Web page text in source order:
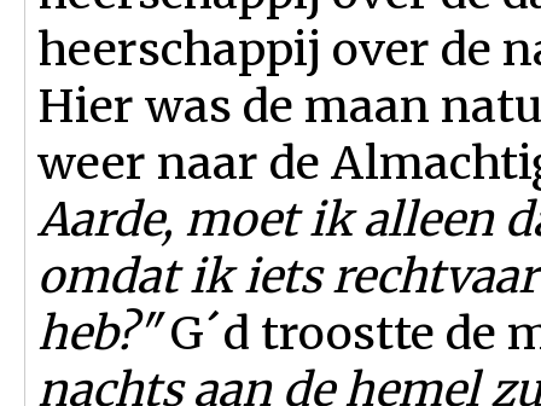
heerschappij over de
Hier was de maan
weer naar de
Aarde, moet ik alleen
omdat ik iets
heb?"G´d troostte de
nachts aan de hemel